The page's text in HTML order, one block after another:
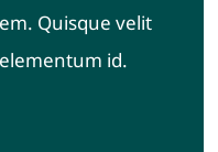
Quisque velit
id.